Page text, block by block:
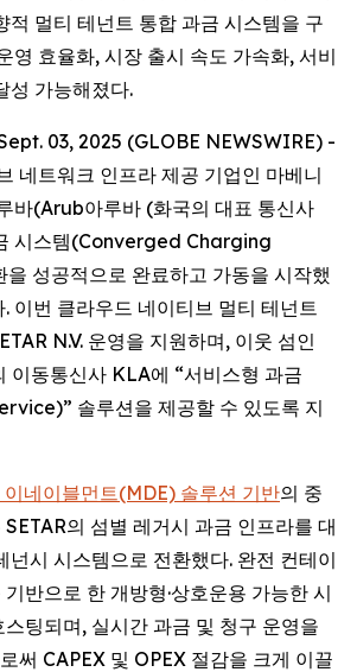
적 멀티 테넌트 통합 과금 시스템을 구
영 효율화, 시장 출시 속도 가속화, 서비
성 가능해졌다.
03, 2025 (GLOBE NEWSWIRE) -
네트워크 인프라 제공 기업인 마베니
바(Arub아루바 (화국의 대표 통신사
시스템(Converged Charging
성공적으로 완료하고 가동을 시작했
이번 클라우드 네이티브 멀티 테넌트
N.V. 운영을 지원하며, 이웃 섬인
동통신사 KLA에 “서비스형 과금
솔루션을 제공할 수 있도록 지
네이블먼트(MDE) 솔루션 기반의 중
의 섬별 레거시 과금 인프라를 대
넌시 시스템으로 전환했다. 완전 컨테이
반으로 한 개방형·상호운용 가능한 시
팅되며, 실시간 과금 및 청구 운영을
써 CAPEX 및 OPEX 절감을 크게 이끌